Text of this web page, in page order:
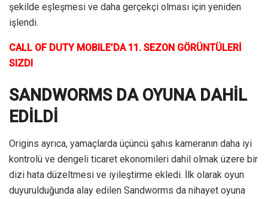
şekilde eşleşmesi ve daha gerçekçi olması için yeniden
işlendi.
CALL OF DUTY MOBILE’DA 11. SEZON GÖRÜNTÜLERİ
SIZDI
SANDWORMS DA OYUNA DAHİL
EDİLDİ
Origins ayrıca, yamaçlarda üçüncü şahıs kameranın daha iyi
kontrolü ve dengeli ticaret ekonomileri dahil olmak üzere bir
dizi hata düzeltmesi ve iyileştirme ekledi. İlk olarak oyun
duyurulduğunda alay edilen Sandworms da nihayet oyuna